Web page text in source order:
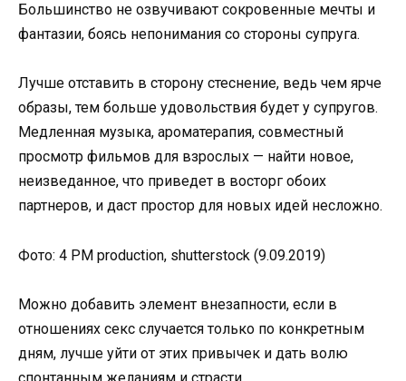
Большинство не озвучивают сокровенные мечты и
фантазии, боясь непонимания со стороны супруга.
Лучше отставить в сторону стеснение, ведь чем ярче
образы, тем больше удовольствия будет у супругов.
Медленная музыка, ароматерапия, совместный
просмотр фильмов для взрослых — найти новое,
неизведанное, что приведет в восторг обоих
партнеров, и даст простор для новых идей несложно.
Фото: 4 PM production, shutterstock (9.09.2019)
Можно добавить элемент внезапности, если в
отношениях секс случается только по конкретным
дням, лучше уйти от этих привычек и дать волю
спонтанным желаниям и страсти.